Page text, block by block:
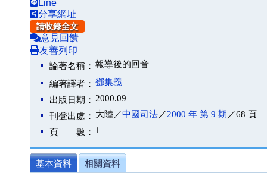
Line
分享網址
請收錄全文
意見回饋
友善列印
論著名稱： 報導後的回音
編著譯者： 鄧集義
出版日期： 2000.09
刊登出處： 大陸／中國司法／2000 年 第 9 期 ／68 頁
頁 數： 1
基本資料 相關資料